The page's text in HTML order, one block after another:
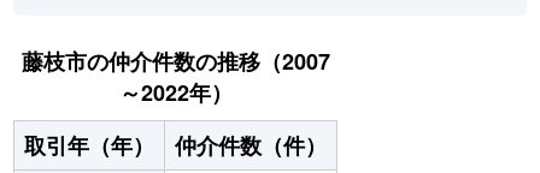
藤枝市の仲介件数の推移（2007
～2022年）
取引年（年）
仲介件数（件）